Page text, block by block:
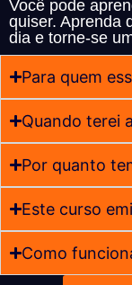
Você pode
quiser. Aprenda
dia e torne-se
Para quem
Quando terei
Por quanto
Este curso
Como